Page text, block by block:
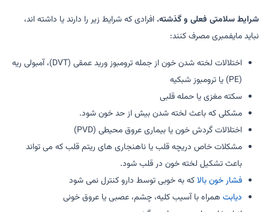
شرایط سلامتی فعلی و گذشته. افرادی که شرایط زیر را دارند یا داشته اند،
نباید مایفمبری مصرف کنند:
اختلالات لخته شدن خون از جمله ترومبوز ورید عمقی (DVT)، آمبولی ریه
(PE) یا ترومبوز شبکیه
سکته مغزی یا حمله قلبی
مشکلی که باعث لخته شدن بیش از حد خون شود.
اختلالات گردش خون یا بیماری عروق محیطی (PVD)
مشکلات خاص دریچه قلب یا ناهنجاری های ریتم قلب که می تواند
باعث تشکیل لخته خون در قلب شود.
فشار خون بالاکه به خوبی توسط دارو کنترل نمی شود
دیابت همراه با آسیب کلیه، چشم، عصبی یا عروق خونی